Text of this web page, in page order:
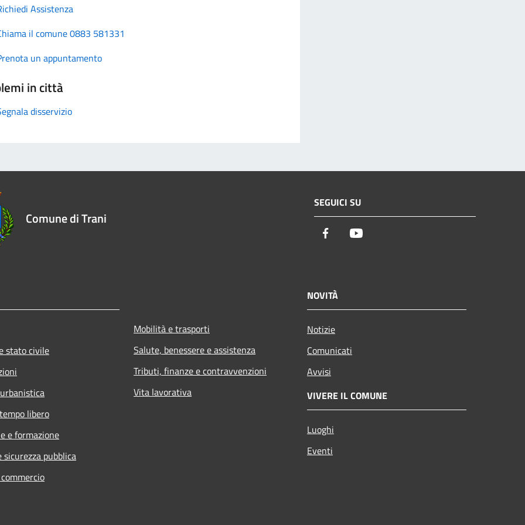
Assistenza
il comune 0883 581331
un appuntamento
in città
disservizio
Comune di Trani
SEGUICI SU
Facebook
stato civile
libero
e formazione
sicurezza pubblica
Mobilità e trasporti
Salute, benessere e assistenza
Tributi, finanze e contravvenzioni
Vita lavorativa
NOVITÀ
Notizie
Comunicati
Avvisi
VIVERE IL COMUNE
Luoghi
Eventi